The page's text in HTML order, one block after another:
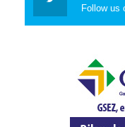
Follow us